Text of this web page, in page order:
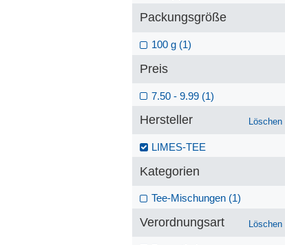
Packungsgröße
100 g (1)
Preis
7.50 - 9.99 (1)
Hersteller Löschen
LIMES-TEE
Kategorien
Tee-Mischungen (1)
Verordnungsart Löschen